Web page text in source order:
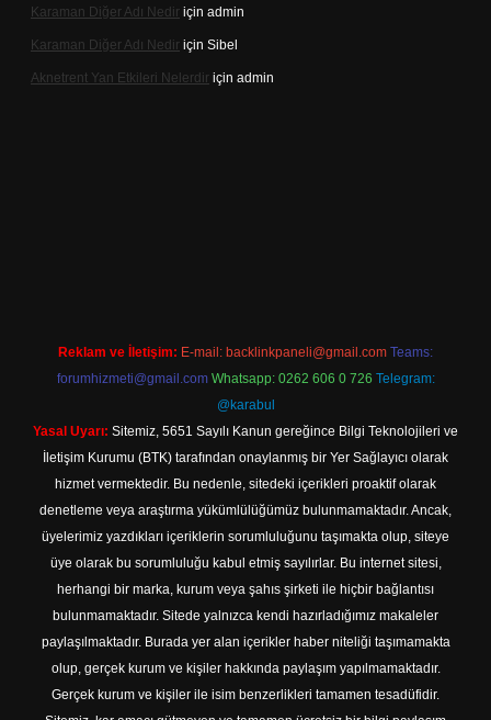
Karaman Diğer Adı Nedir için admin
Karaman Diğer Adı Nedir için Sibel
Aknetrent Yan Etkileri Nelerdir için admin
Reklam ve İletişim: E-mail: backlinkpaneli@gmail.com Teams:
forumhizmeti@gmail.com Whatsapp: 0262 606 0 726 Telegram:
@karabul
Yasal Uyarı: Sitemiz, 5651 Sayılı Kanun gereğince Bilgi Teknolojileri ve
İletişim Kurumu (BTK) tarafından onaylanmış bir Yer Sağlayıcı olarak
hizmet vermektedir. Bu nedenle, sitedeki içerikleri proaktif olarak
denetleme veya araştırma yükümlülüğümüz bulunmamaktadır. Ancak,
üyelerimiz yazdıkları içeriklerin sorumluluğunu taşımakta olup, siteye
üye olarak bu sorumluluğu kabul etmiş sayılırlar. Bu internet sitesi,
herhangi bir marka, kurum veya şahıs şirketi ile hiçbir bağlantısı
bulunmamaktadır. Sitede yalnızca kendi hazırladığımız makaleler
paylaşılmaktadır. Burada yer alan içerikler haber niteliği taşımamakta
olup, gerçek kurum ve kişiler hakkında paylaşım yapılmamaktadır.
Gerçek kurum ve kişiler ile isim benzerlikleri tamamen tesadüfidir.